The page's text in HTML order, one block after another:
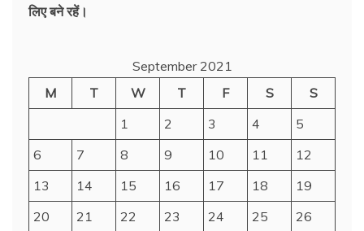
लिए बने रहें।
September 2021
M
T W T F S
S
1
2 3 4
5
6
7 8 9 10 11
12
13
14 15 16 17 18
19
20
21 22 23 24 25
26